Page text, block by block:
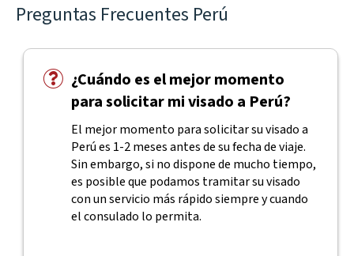
Preguntas Frecuentes Perú
¿Cuándo es el mejor momento
para solicitar mi visado a Perú?
El mejor momento para solicitar su visado a
Perú es 1-2 meses antes de su fecha de viaje.
Sin embargo, si no dispone de mucho tiempo,
es posible que podamos tramitar su visado
con un servicio más rápido siempre y cuando
el consulado lo permita.